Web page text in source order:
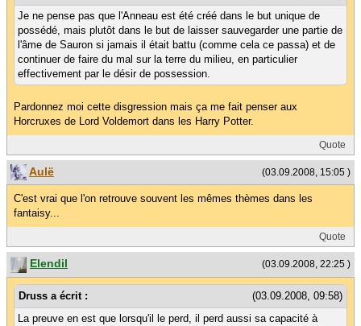
Je ne pense pas que l'Anneau est été créé dans le but unique de
possédé, mais plutôt dans le but de laisser sauvegarder une partie de
l'âme de Sauron si jamais il était battu (comme cela ce passa) et de
continuer de faire du mal sur la terre du milieu, en particulier
effectivement par le désir de possession.
Pardonnez moi cette disgression mais ça me fait penser aux
Horcruxes de Lord Voldemort dans les Harry Potter.
Quote
(03.09.2008, 15:05 )
Aulë
C'est vrai que l'on retrouve souvent les mêmes thèmes dans les
fantaisy...
Quote
(03.09.2008, 22:25 )
Elendil
(03.09.2008, 09:58)
Druss a écrit :
La preuve en est que lorsqu'il le perd, il perd aussi sa capacité à